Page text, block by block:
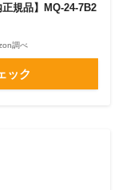
規品】MQ-24-7B2
調べ
ック